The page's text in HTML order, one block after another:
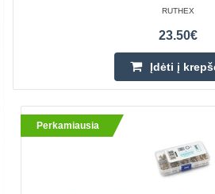
RUTHEX
23.50€
Įdėti į
Perkamiausia